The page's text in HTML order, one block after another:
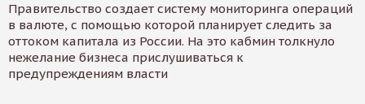
Правительство создает систему мониторинга операций
в валюте, с помощью которой планирует следить за
оттоком капитала из России. На это кабмин толкнуло
нежелание бизнеса прислушиваться к
предупреждениям власти